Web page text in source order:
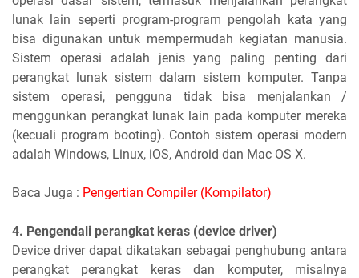
lunak lain seperti program-program pengolah kata yang
bisa digunakan untuk mempermudah kegiatan manusia.
Sistem operasi adalah jenis yang paling penting dari
perangkat lunak sistem dalam sistem komputer. Tanpa
sistem operasi, pengguna tidak bisa menjalankan /
menggunkan perangkat lunak lain pada komputer mereka
(kecuali program booting). Contoh sistem operasi modern
adalah Windows, Linux, iOS, Android dan Mac OS X.
Baca Juga : Pengertian Compiler (Kompilator)
4. Pengendali perangkat keras (device driver)
Device driver dapat dikatakan sebagai penghubung antara
perangkat perangkat keras dan komputer, misalnya